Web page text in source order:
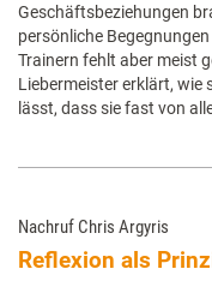
Geschäftsbeziehungen
persönliche
Trainern fehlt aber meist
Liebermeister erklärt, wie
lässt, dass sie fast von
Nachruf Chris Argyris
Reflexion als